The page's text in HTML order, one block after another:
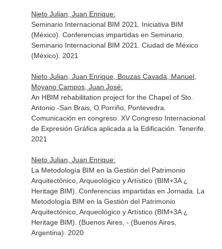
Nieto Julian, Juan Enrique:
Seminario Internacional BIM 2021. Iniciativa BIM
(México). Conferencias impartidas en Seminario.
Seminario Internacional BIM 2021. Ciudad de México
(México). 2021
Nieto Julian, Juan Enrique, Bouzas Cavada, Manuel,
Moyano Campos, Juan José:
An HBIM rehabilitation project for the Chapel of Sto.
Antonio -San Brais, O Porriño, Pontevedra.
Comunicación en congreso. XV Congreso Internacional
de Expresión Gráfica aplicada a la Edificación. Tenerife.
2021
Nieto Julian, Juan Enrique:
La Metodología BIM en la Gestión del Patrimonio
Arquitectónico, Arqueológico y Artístico (BIM+3A ¿
Heritage BIM). Conferencias impartidas en Jornada. La
Metodología BIM en la Gestión del Patrimonio
Arquitectónico, Arqueológico y Artístico (BIM+3A ¿
Heritage BIM). (Buenos Aires, - (Buenos Aires,
Argentina). 2020